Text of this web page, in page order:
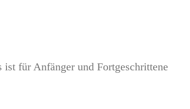
für Anfänger und Fortgeschrittene